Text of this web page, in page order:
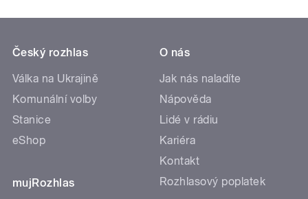
Český rozhlas
Válka na Ukrajině
Komunální volby
Stanice
eShop
mujRozhlas
O nás
Jak nás naladíte
Nápověda
Lidé v rádiu
Kariéra
Kontakt
Rozhlasový poplatek